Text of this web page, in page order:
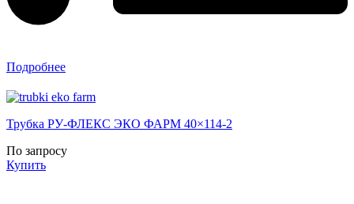
Подробнее
Трубка РУ-ФЛЕКС ЭКО ФАРМ 40×114-2
По запросу
Купить